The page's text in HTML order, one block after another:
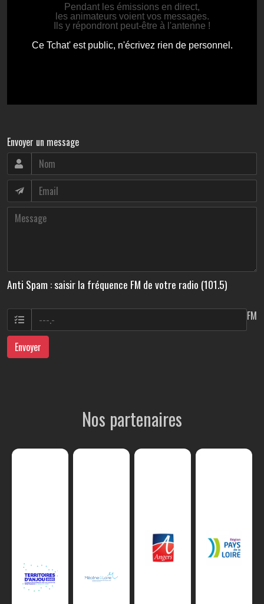
Envoyer un message
Anti Spam : saisir la fréquence FM de votre radio (101.5)
FM
Envoyer
Nos partenaires